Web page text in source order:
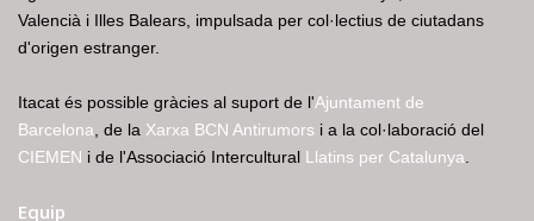
Valencià i Illes Balears, impulsada per col·lectius de ciutadans
d'origen estranger.
Itacat és possible gràcies al suport de l'Ajuntament de
Barcelona, de la Xarxa BCN Antirumors i a la col·laboració del
CIEMEN i de l'Associació Intercultural Llatins per Catalunya.
Equip